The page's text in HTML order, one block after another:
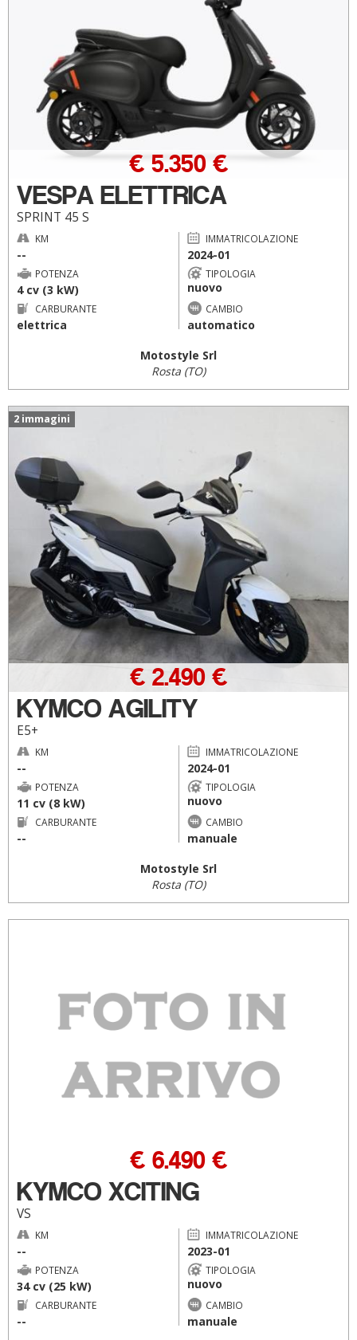
VESPA ELETTRICA
SPRINT 45 S
€ 5.350 €
KM
--
IMMATRICOLAZIONE
2024-01
POTENZA
4 cv (3 kW)
TIPOLOGIA
nuovo
CARBURANTE
elettrica
CAMBIO
automatico
Motostyle Srl
Rosta (TO)
2 immagini
KYMCO AGILITY
E5+
€ 2.490 €
KM
--
IMMATRICOLAZIONE
2024-01
POTENZA
11 cv (8 kW)
TIPOLOGIA
nuovo
CARBURANTE
--
CAMBIO
manuale
Motostyle Srl
Rosta (TO)
KYMCO XCITING
VS
€ 6.490 €
KM
--
IMMATRICOLAZIONE
2023-01
POTENZA
34 cv (25 kW)
TIPOLOGIA
nuovo
CARBURANTE
--
CAMBIO
manuale